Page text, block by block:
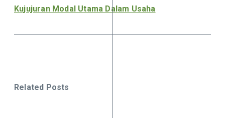
Kujujuran Modal Utama Dalam Usaha
Related Posts